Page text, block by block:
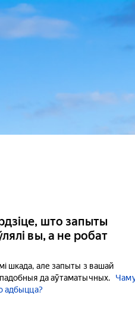
што запыты
вы, а не робат
шкада, але запыты з вашай
да аўтаматычных.
адбыцца?